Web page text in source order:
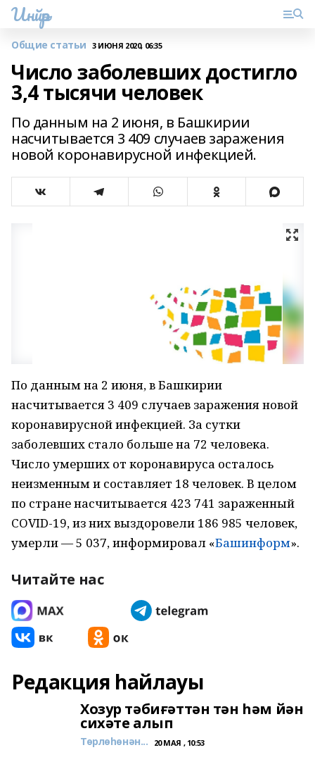
Инйәр
Общие статьи 3 ИЮНЯ 2020, 06:35
Число заболевших достигло
3,4 тысячи человек
По данным на 2 июня, в Башкирии
насчитывается 3 409 случаев заражения
новой коронавирусной инфекцией.
По данным на 2 июня, в Башкирии
насчитывается 3 409 случаев заражения новой
коронавирусной инфекцией. За сутки
заболевших стало больше на 72 человека.
Число умерших от коронавируса осталось
неизменным и составляет 18 человек. В целом
по стране насчитывается 423 741 зараженный
COVID-19, из них выздоровели 186 985 человек,
умерли — 5 037, информировал «Башинформ».
Читайте нас
Редакция һайлауы
Хозур тәбиғәттән тән һәм йән
сихәте алып
Төрлөһөнән... 20 МАЯ , 10:53